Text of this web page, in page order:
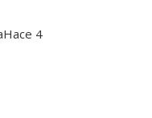
Hace 4